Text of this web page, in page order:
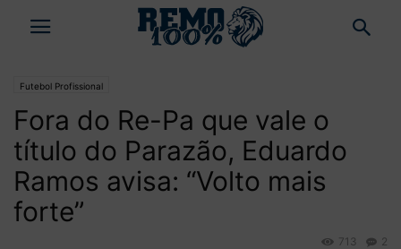
Futebol Profissional
Fora do Re-Pa que vale o
título do Parazão, Eduardo
Ramos avisa: “Volto mais
forte”
2
713